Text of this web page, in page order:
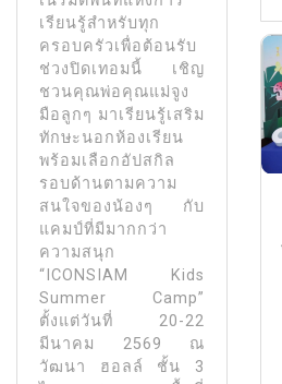
เรียนรู้สำหรับทุก
ครอบครัวเพื่อต้อนรับ
ช่วงปิดเทอมนี้ เชิญ
ชวนคุณพ่อคุณแม่จูง
มือลูกๆ มาเรียนรู้เสริม
ทักษะนอกห้องเรียน
พร้อมเลือกอัปสกิล
รอบด้านตามความ
สนใจของน้องๆ กับ
แคมป์ที่มีมากกว่า
ความสนุก
“ICONSIAM Kids
Summer Camp”
ตั้งแต่วันที่ 20-22
มีนาคม 2569 ณ
วัฒนา ฮอลล์ ชั้น 3